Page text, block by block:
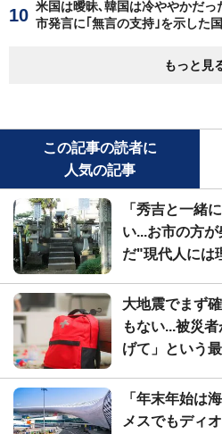
米国は曖昧､韓国は冷ややかだ
市発言に｢無言の支持｣を示した
もっと見
この記事の読者に
人気の記事
「秀吉と一緒
い...お市の方
だ"現代人には
大地震でまず
もない...被災
げて」という
「年末年始は
メスでもディ